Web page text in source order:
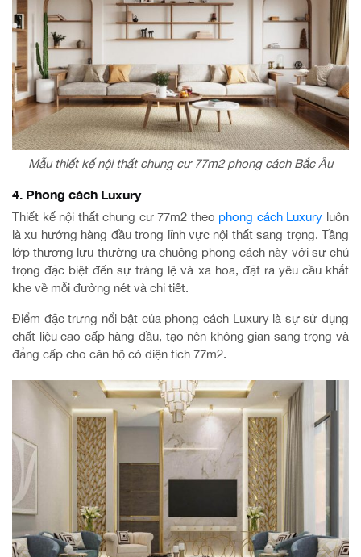
Mẫu thiết kế nội thất chung cư 77m2 phong cách Bắc Âu
4. Phong cách Luxury
Thiết kế nội thất chung cư 77m2 theo phong cách Luxury luôn
là xu hướng hàng đầu trong lĩnh vực nội thất sang trọng. Tầng
lớp thượng lưu thường ưa chuộng phong cách này với sự chú
trọng đặc biệt đến sự tráng lệ và xa hoa, đặt ra yêu cầu khắt
khe về mỗi đường nét và chi tiết.
Điểm đặc trưng nổi bật của phong cách Luxury là sự sử dụng
chất liệu cao cấp hàng đầu, tạo nên không gian sang trọng và
đẳng cấp cho căn hộ có diện tích 77m2.